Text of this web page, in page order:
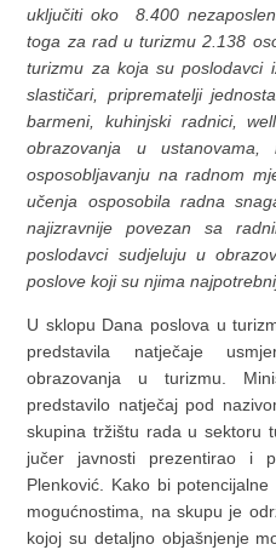
uključiti oko 8.400
toga za rad u turizmu 2.138
turizmu za koja su poslodavci
slastičari, priprematelji
barmeni, kuhinjski radnici,
obrazovanja u
osposobljavanju na radnom
učenja osposobila radna
najizravnije povezan sa
poslodavci sudjeluju u
poslove koji su njima
U sklopu Dana poslova u
predstavila natječaje
obrazovanja u turizmu.
predstavilo natječaj pod
skupina tržištu rada u sektoru
jučer javnosti prezentirao i
Plenković. Kako bi
mogućnostima, na skupu je
kojoj su detaljno objašnjenje